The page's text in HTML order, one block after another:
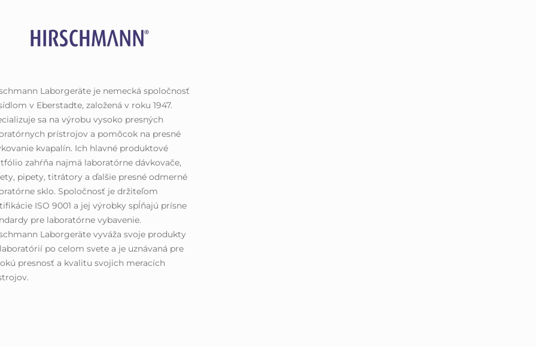
Laborgeräte je nemecká spoločnosť
v Eberstadte, založená v roku 1947.
sa na výrobu vysoko presných
prístrojov a pomôcok na presné
kvapalín. Ich hlavné produktové
zahŕňa najmä laboratórne dávkovače,
pipety, titrátory a ďalšie presné odmerné
sklo. Spoločnosť je držiteľom
ISO 9001 a jej výrobky spĺňajú prísne
pre laboratórne vybavenie.
Laborgeräte vyváža svoje produkty
po celom svete a je uznávaná pre
presnosť a kvalitu svojich meracích